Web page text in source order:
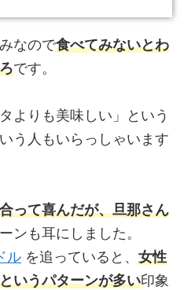
なので食べてみないとわ
です。
よりも美味しい」という
う人もいらっしゃいます
って喜んだが、旦那さん
ンも耳にしました。
ル を追っていると、 女性
いうパターンが多い印象